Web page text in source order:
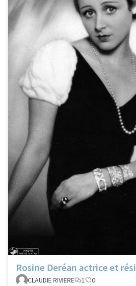
Rosine Deréan actrice et
CLAUDIE RIVIERE
1 0